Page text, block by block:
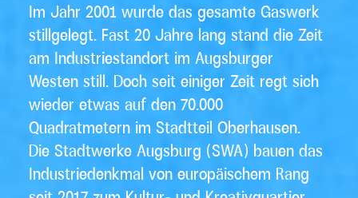
Im Jahr 2001 wurde das gesamte Gaswerk
stillgelegt. Fast 20 Jahre lang stand die Zeit
am Industriestandort im Augsburger
Westen still. Doch seit einiger Zeit regt sich
wieder etwas auf den 70.000
Quadratmetern im Stadtteil Oberhausen.
Die Stadtwerke Augsburg (SWA) bauen das
Industriedenkmal von europäischem Rang